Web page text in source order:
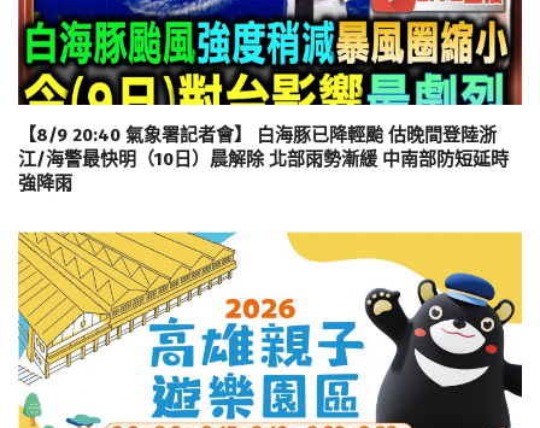
【8/9 20:40 氣象署記者會】 白海豚已降輕颱 估晚間登陸浙
江/海警最快明（10日）晨解除 北部雨勢漸緩 中南部防短延時
強降雨